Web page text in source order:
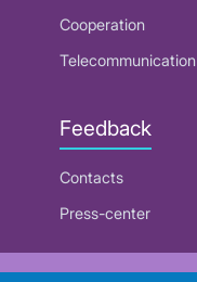
Cooperation
Feedback
Contacts
Press-center